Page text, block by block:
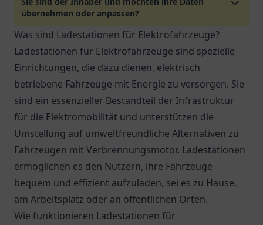
übernehmen oder anpassen?
Was sind Ladestationen für Elektrofahrzeuge?
Ladestationen für Elektrofahrzeuge sind spezielle
Einrichtungen, die dazu dienen, elektrisch
betriebene Fahrzeuge mit Energie zu versorgen. Sie
sind ein essenzieller Bestandteil der Infrastruktur
für die Elektromobilität und unterstützen die
Umstellung auf umweltfreundliche Alternativen zu
Fahrzeugen mit Verbrennungsmotor. Ladestationen
ermöglichen es den Nutzern, ihre Fahrzeuge
bequem und effizient aufzuladen, sei es zu Hause,
am Arbeitsplatz oder an öffentlichen Orten.
Wie funktionieren Ladestationen für